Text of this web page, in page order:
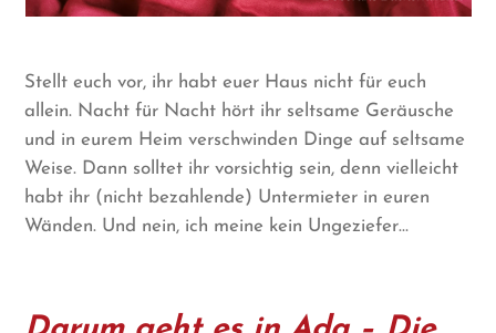
Stellt euch vor, ihr habt euer Haus nicht für euch
allein. Nacht für Nacht hört ihr seltsame Geräusche
und in eurem Heim verschwinden Dinge auf seltsame
Weise. Dann solltet ihr vorsichtig sein, denn vielleicht
habt ihr (nicht bezahlende) Untermieter in euren
Wänden. Und nein, ich meine kein Ungeziefer…